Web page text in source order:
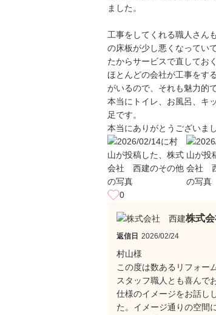
ました。
工事をしてくれる職人さん
の床板が少し悪くなってい
たからサービスで直してお
ほとんどの会社が工事をす
がいるので、それも魅力的
本当にトイレ、お風呂、キ
足です。
本当にありがとうございまし
0
株式
返信日 2026/02/24
村山様
この度は数あるリフォー
スタッフ職人とも喜んで
仕様のイメージをお話し
た。イメージ通りの空間